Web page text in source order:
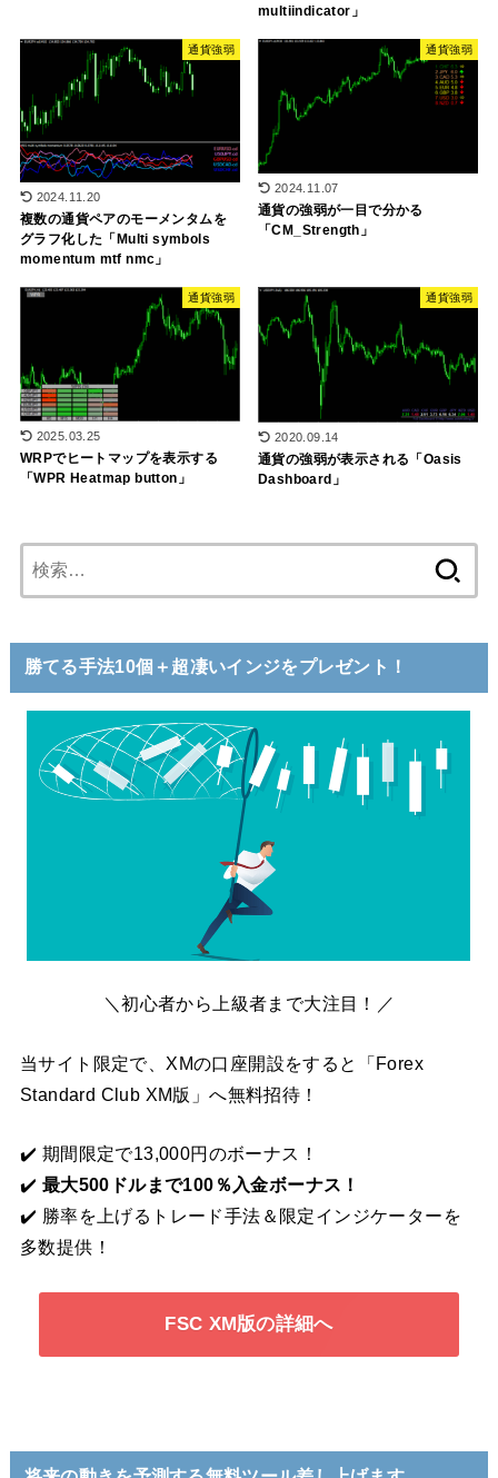
multiindicator」
通貨強弱
2024.11.20
複数の通貨ペアのモーメンタムを
グラフ化した「Multi symbols
momentum mtf nmc」
通貨強弱
2024.11.07
通貨の強弱が一目で分かる
「CM_Strength」
通貨強弱
2025.03.25
WRPでヒートマップを表示する
「WPR Heatmap button」
通貨強弱
2020.09.14
通貨の強弱が表示される「Oasis
Dashboard」
索:
勝てる手法10個＋超凄いインジをプレゼント！
＼初心者から上級者まで大注目！／
当サイト限定で、XMの口座開設をすると「Forex
Standard Club XM版」へ無料招待！
✔️ 期間限定で13,000円のボーナス！
✔️ 最大500ドルまで100％入金ボーナス！
✔️ 勝率を上げるトレード手法＆限定インジケーターを
多数提供！
FSC XM版の詳細へ